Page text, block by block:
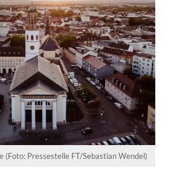
Pressestelle FT/Sebastian Wendel)